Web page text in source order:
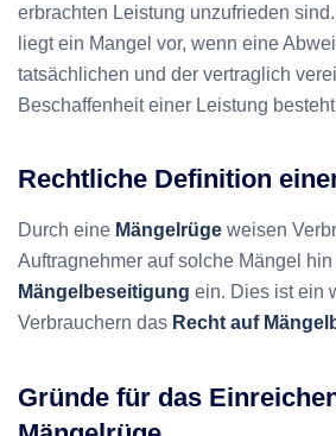
erbrachten Leistung unzufrieden
liegt ein Mangel vor, wenn eine
tatsächlichen und der vertraglich
Beschaffenheit einer Leistung
Rechtliche Definition
Durch eine Mängelrüge weisen
Auftragnehmer auf solche Mängel
Mängelbeseitigung ein. Dies ist ein
Verbrauchern das Recht auf
Gründe für das